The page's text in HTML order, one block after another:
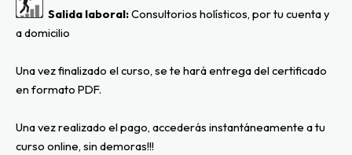
Salida laboral: Consultorios holísticos, por tu cuenta y
a domicilio
Una vez finalizado el curso, se te hará entrega del certificado
en formato PDF.
Una vez realizado el pago, accederás instantáneamente a tu
curso online, sin demoras!!!